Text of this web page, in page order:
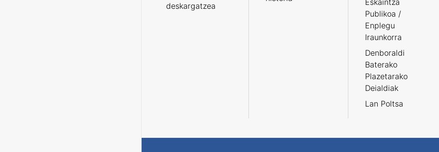
deskargatzea
Eskaintza
Publikoa /
Enplegu
Iraunkorra
Denboraldi
Baterako
Plazetarako
Deialdiak
Lan Poltsa